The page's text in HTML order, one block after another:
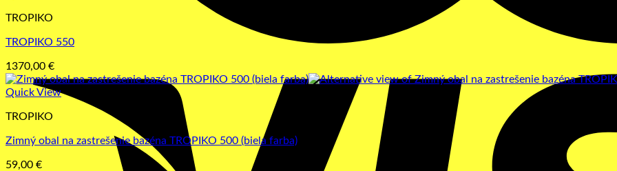
TROPIKO
TROPIKO 550
1370,00 €
Quick View
TROPIKO
Zimný obal na zastrešenie bazéna TROPIKO 500 (biela farba)
59,00 €